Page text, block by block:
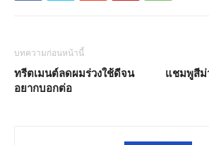
บทความก่อนหน้านี้
ทรีตเมนต์ลดผมร่วงใช้ดีจน
อยากบอกต่อ
แชมพูสีม่